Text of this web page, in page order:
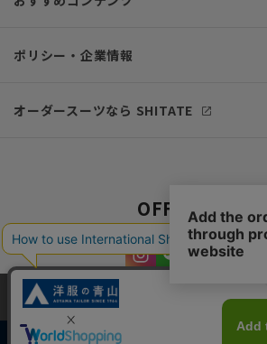
ポリシー・企業情報
オーダースーツなら SHITATE
OFFICIAL SNS
当サイトでは、快適な閲覧体験とコンテンツ改